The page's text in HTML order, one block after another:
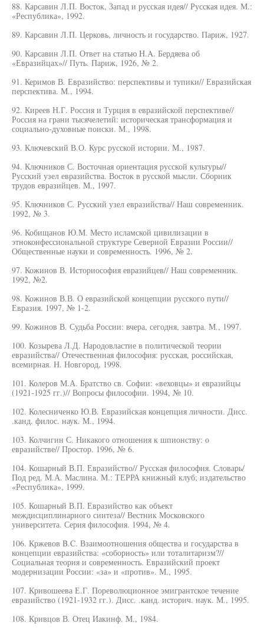
88. Карсавин Л.П. Восток, Запад и русская идея// Русская идея. М.:
«Республика», 1992.
89. Карсавин Л.П. Церковь, личность и государство. Париж, 1927.
90. Карсавин Л.П. Ответ на статью H.A. Бердяева об
«Евразийцах»// Путь. Париж, 1926, № 2.
91. Керимов В. Евразийство: перспективы и тупики// Евразийская
перспектива. М., 1994.
92. Киреев Н.Г. Россия и Турция в евразийской перспективе//
Россия на грани тысячелетий: историческая трансформация и
социально-духовные поиски. М., 1998.
93. Ключевский В.О. Курс русской истории. М., 1987.
94. Ключников С. Восточная ориентация русской культуры//
Русский узел евразийства. Восток в русской мысли. Сборник
трудов евразийцев. М., 1997.
95. Ключников С. Русский узел евразийства// Наш современник.
1992, № 3.
96. Кобищанов Ю.М. Место исламской цивилизации в
этноконфессиональной структуре Северной Евразии России//
Общественные науки и современность. 1996, № 2.
97. Кожинов В. Историософия евразийцев// Наш современник.
1992, №2.
98. Кожинов В.В. О евразийской концепции русского пути//
Евразия. 1997, № 1-2.
99. Кожинов В. Судьба России: вчера, сегодня, завтра. М., 1997.
100. Козырева Л.Д. Народовластие в политической теории
евразийства// Отечественная философия: русская, российская,
всемирная. Н. Новгород, 1998.
101. Колеров М.А. Братство св. Софии: «веховцы» и евразийцы
(1921-1925 гг.)// Вопросы философии. 1994, № 10.
102. Колесниченко Ю.В. Евразийская концепция личности. Дисс.
.канд. филос. наук. М., 1994.
103. Колчигин С. Никакого отношения к шпионству: о
евразийстве// Простор. 1996, № 6.
104. Кошарный В.П. Евразийство// Русская философия. Словарь/
Под ред. М.А. Маслина. М.: ТЕРРА книжный клуб; издательство
«Республика», 1999.
105. Кошарный В.П. Евразийство как объект
междисциплинарного синтеза// Вестник Московского
университета. Серия философия. 1994, № 4.
106. Кржевов B.C. Взаимоотношения общества и государства в
концепции евразийства: «соборность» или тоталитаризм?//
Социальная теория и современность. Евразийский проект
модернизации России: «за» и «против». М., 1995.
107. Кривошеева Е.Г. Пореволюционное эмигрантское течение
евразийство (1921-1932 гг.). Дисс. .канд. историч. наук. М., 1995.
108. Кривцов В. Отец Иакинф. М., 1984.